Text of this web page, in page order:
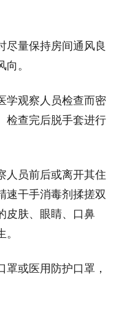
尽量保持房间通风良
。
学观察人员检查而密
检查完后脱手套进行
人员前后或离开其住
速干手消毒剂揉搓双
皮肤、眼睛、口鼻
罩或医用防护口罩，